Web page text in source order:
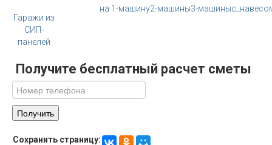
Гаражи из
СИП-
панелей
на 1-машину2-машины3-машины
Получите бесплатный расчет сметы
Сохранить страницу: